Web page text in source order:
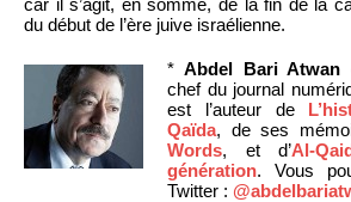
du début de l’ère juive israélienne.
*Abdel Bari Atwan
chef du journal
est l’auteur de
Qaïda, de ses
Words, et d’Al-
génération. Vous
Twitter :